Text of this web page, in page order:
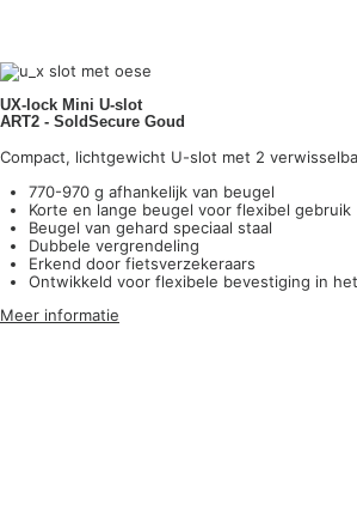
UX-lock Mini U-slot
ART2 - SoldSecure Goud
Compact, lichtgewicht U-slot met 2
770-970 g afhankelijk van beugel
Korte en lange beugel voor flexibel gebruik
Beugel van gehard speciaal staal
Dubbele vergrendeling
Erkend door fietsverzekeraars
Ontwikkeld voor flexibele bevestiging in
Meer informatie